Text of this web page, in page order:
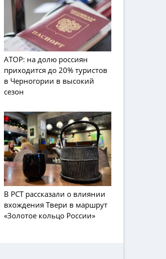
АТОР: на долю россиян
приходится до 20% туристов
в Черногории в высокий
сезон
В РСТ рассказали о влиянии
вхождения Твери в маршрут
«Золотое кольцо России»